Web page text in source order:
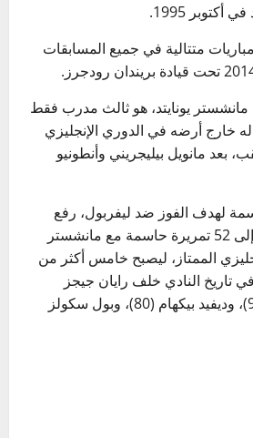
1995.
متتالية في جميع المسابقات
يونايتد، هو ثالث مدرب فقط
خارج أرضه في الدوري الإنجليزي
بعد مانويل بيليجريني وأنطونيو
لهدف الفوز ضد ليفربول، رفع
برونو فرنانديز رصيده إلى 52 تمريرة حاسمة مع مانشستر
الممتاز، ليصبح خامس أكثر من
تاريخ النادي خلف رايان جيجز
(162)، وواين روني (93)، وديفيد بيكهام (80)، وبول سكولز